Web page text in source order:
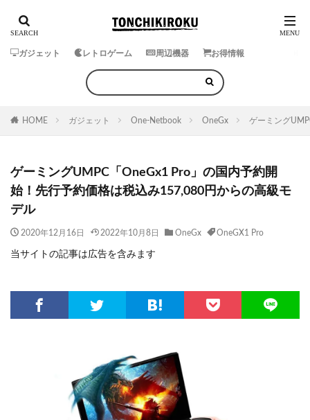
ガジェット レトロゲーム 周辺機器 お得情報
HOME ガジェット One-Netbook OneGx ゲーミング
ゲーミングUMPC「OneGx1 Pro」の国内予約開
始！先行予約価格は税込み157,080円からの高級モ
デル
2020年12月16日 2022年10月8日 OneGx OneGX1 Pro
当サイトの記事は広告を含みます